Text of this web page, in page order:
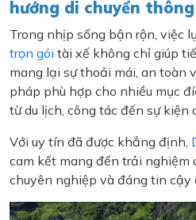
hướng di chuyển
Trong nhịp sống bận rộn, việc
trọn gói tài xế không chỉ giúp
mang lại sự thoải mái, an toàn
pháp phù hợp cho nhiều mục
từ du lịch, công tác đến sự kiện
Với uy tín đã được khẳng định,
cam kết mang đến trải nghiệm
chuyên nghiệp và đáng tin cậy